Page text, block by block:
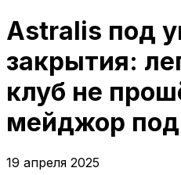
Astralis под
закрытия:
клуб не
мейджор
19 апреля 2025